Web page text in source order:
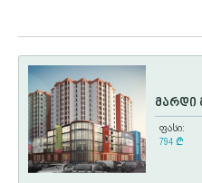
მარდი
ფასი:
794 ¢